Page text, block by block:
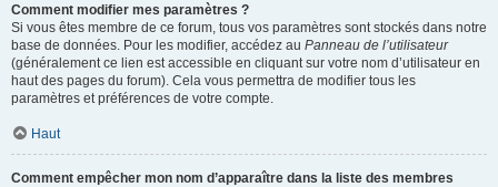
Comment modifier mes paramètres ?
Si vous êtes membre de ce forum, tous vos paramètres sont stockés dans notre
base de données. Pour les modifier, accédez au Panneau de l’utilisateur
(généralement ce lien est accessible en cliquant sur votre nom d’utilisateur en
haut des pages du forum). Cela vous permettra de modifier tous les
paramètres et préférences de votre compte.
Haut
Comment empêcher mon nom d’apparaître dans la liste des membres